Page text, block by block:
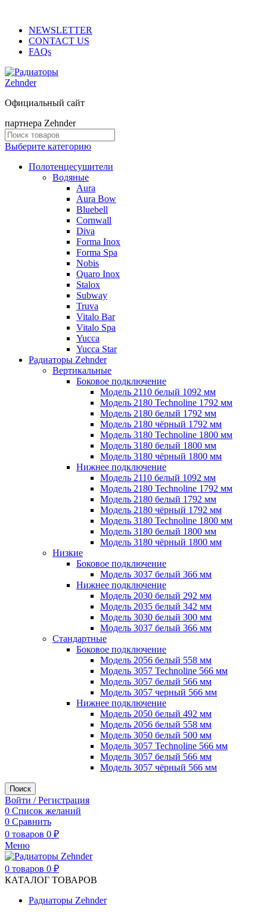
NEWSLETTER
CONTACT US
FAQs
Официальный сайт
партнера Zehnder
Выберите категорию
Полотенцесушители
Водяные
Aura
Aura Bow
Bluebell
Cornwall
Diva
Forma Inox
Forma Spa
Nobis
Quaro Inox
Stalox
Subway
Truva
Vitalo Bar
Vitalo Spa
Yucca
Yucca Star
Радиаторы Zehnder
Вертикальные
Боковое подключение
Модель 2110 белый 1092 мм
Модель 2180 Technoline 1792 мм
Модель 2180 белый 1792 мм
Модель 2180 чёрный 1792 мм
Модель 3180 Technoline 1800 мм
Модель 3180 белый 1800 мм
Модель 3180 чёрный 1800 мм
Нижнее подключение
Модель 2110 белый 1092 мм
Модель 2180 Technoline 1792 мм
Модель 2180 белый 1792 мм
Модель 2180 чёрный 1792 мм
Модель 3180 Technoline 1800 мм
Модель 3180 белый 1800 мм
Модель 3180 чёрный 1800 мм
Низкие
Боковое подключение
Модель 3037 белый 366 мм
Нижнее подключение
Модель 2030 белый 292 мм
Модель 2035 белый 342 мм
Модель 3030 белый 300 мм
Модель 3037 белый 366 мм
Стандартные
Боковое подключение
Модель 2056 белый 558 мм
Модель 3057 Technoline 566 мм
Модель 3057 белый 566 мм
Модель 3057 черный 566 мм
Нижнее подключение
Модель 2050 белый 492 мм
Модель 2056 белый 558 мм
Модель 3050 белый 500 мм
Модель 3057 Technoline 566 мм
Модель 3057 белый 566 мм
Модель 3057 чёрный 566 мм
Поиск
Войти / Регистрация
0 Список желаний
0 Сравнить
0 товаров 0 ₽
Меню
0 товаров 0 ₽
КАТАЛОГ ТОВАРОВ
Радиаторы Zehnder